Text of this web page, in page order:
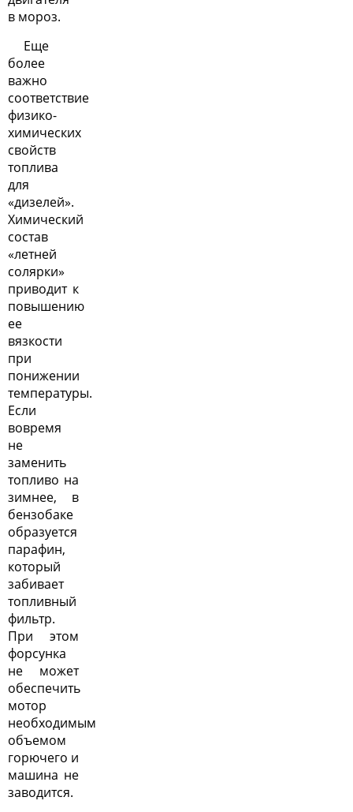
в мороз.
Еще
более
важно
соответствие
физико-
химических
свойств
топлива
для
«дизелей».
Химический
состав
«летней
солярки»
приводит к
повышению
ее
вязкости
при
понижении
температуры.
Если
вовремя
не
заменить
топливо на
зимнее, в
бензобаке
образуется
парафин,
который
забивает
топливный
фильтр.
При этом
форсунка
не может
обеспечить
мотор
необходимым
объемом
горючего и
машина не
заводится.